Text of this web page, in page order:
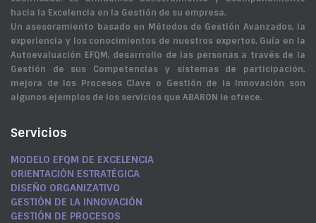
hacia la Excelencia en la Gestión de su empresa.
Un asesoramiento basado en Métodos de Gestión Avanzados, la
experiencia y los conocimientos de nuestros expertos. Guía en la
Autoevaluación EFQM, desarrrollo de las personas a través de la
Gestión de sus Competencias y sistemas de participación,
mejora de los Procesos Clave o Gestión de la Innovación son
algunos ejemplos de los servicios que ABARON le ofrece.
Servicios
MODELO EFQM DE EXCELENCIA
ORIENTACIÓN ESTRATÉGICA
DISEÑO ORGANIZATIVO
GESTIÓN DE LA INNOVACIÓN
GESTIÓN DE PROCESOS